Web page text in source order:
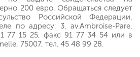
200 евро. Обращаться следует
Российской Федерации,
по адресу: 3, av.Ambroise-Pare,
77 15 25, факс 91 77 34 54 или в
75007, тел. 45 48 99 28.